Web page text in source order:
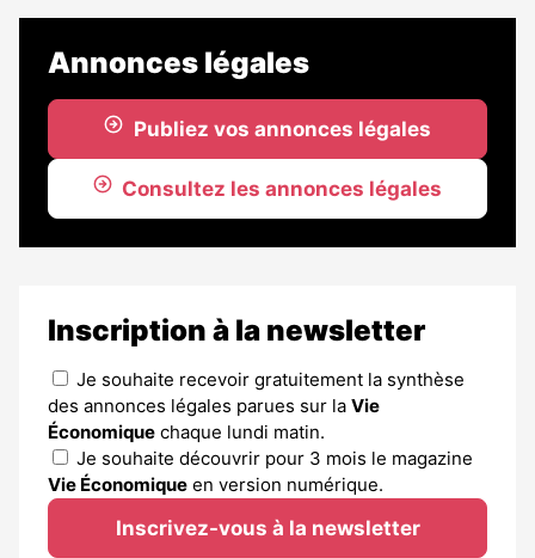
Annonces légales
Publiez vos annonces légales
Consultez les annonces légales
Inscription à la newsletter
Je souhaite recevoir gratuitement la synthèse
des annonces légales parues sur la Vie
Économique chaque lundi matin.
Je souhaite découvrir pour 3 mois le magazine
Vie Économique en version numérique.
Inscrivez-vous à la newsletter